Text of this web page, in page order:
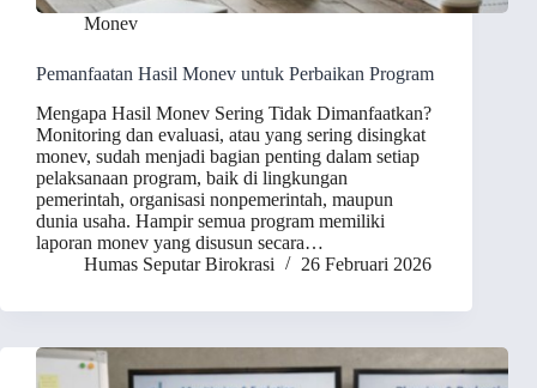
Monev
Pemanfaatan Hasil Monev untuk Perbaikan Program
Mengapa Hasil Monev Sering Tidak Dimanfaatkan?
Monitoring dan evaluasi, atau yang sering disingkat
monev, sudah menjadi bagian penting dalam setiap
pelaksanaan program, baik di lingkungan
pemerintah, organisasi nonpemerintah, maupun
dunia usaha. Hampir semua program memiliki
laporan monev yang disusun secara…
Humas Seputar Birokrasi
26 Februari 2026